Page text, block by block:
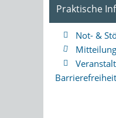
Praktische
Not- &
Barrierefreiheit